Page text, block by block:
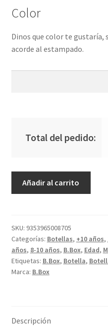
Color
Dinos que color te gustaría,
acorde al estampado.
Total del pedido:
boquilla
y
asa
450ml
Blush
Añadir al carrito
SKU: 9353965008705
Categorías: Botellas, +10 años,
años, 8-10 años, B.Box, Edad,
Etiquetas: B.Box, Botella,
Marca: B.Box
Descripción